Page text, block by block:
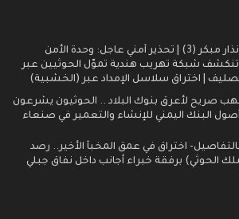
اسرار | انذار مبكر (3) | تحذير أمني عاجل: وحدة الأمن
تنكشف شبكة تهريب هندية تموّل الحوثيين عبر
| اختراق سلاسل الإمداد عبر (الخشبية)
صريح لأعرق بنوك البلاد .. الحوثيون يشرعون
البنك اليمني للإنشاء والتعمير في صنعاء
اختراق في عمق المخبأ الأخير.. رصد
الحوثي) برفقة خبراء أجانب داخل نفاق جبلي